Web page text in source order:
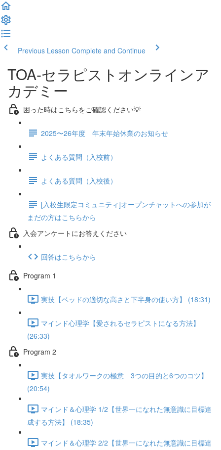
Previous Lesson Complete and Continue
TOA-セラピストオンラインア
カデミー
困った時はこちらをご確認ください💡
2025〜26年度 年末年始休業のお知らせ
よくある質問（入校前）
よくある質問（入校後）
[入校生限定コミュニティ]オープンチャットへの参加が
まだの方はこちらから
入会アンケートにお答えください
回答はこちらから
Program 1
実技【ベッドの適切な高さと下半身の使い方】 (18:31)
マインド心理学【愛されるセラピストになる方法】
(26:33)
Program 2
実技【タオルワークの極意 3つの目的と6つのコツ】
(20:54)
マインド＆心理学 1/2【世界一になれた無意識に目標達
成する方法】 (18:35)
マインド＆心理学 2/2【世界一になれた無意識に目標達